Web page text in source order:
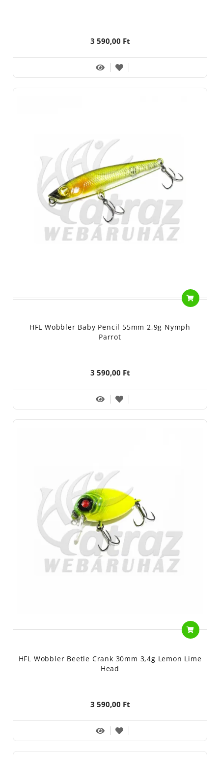
3 590,00 Ft
HFL Wobbler Baby Pencil 55mm 2,9g Nymph
Parrot
3 590,00 Ft
HFL Wobbler Beetle Crank 30mm 3,4g Lemon Lime
Head
3 590,00 Ft